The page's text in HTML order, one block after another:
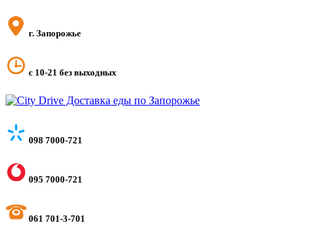
г. Запорожье
с 10-21 без выходных
098 7000-721
095 7000-721
061 701-3-701